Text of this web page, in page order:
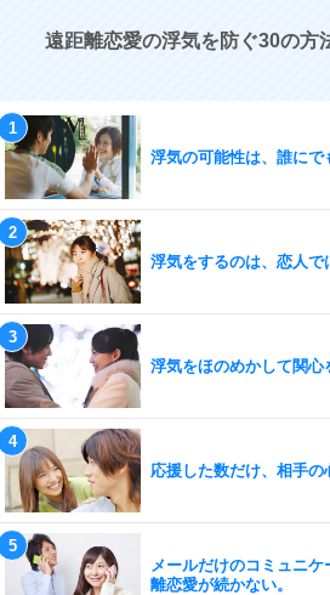
遠距離恋愛の浮気を防ぐ30の方
浮気の可能性は、誰にで
浮気をするのは、恋人で
浮気をほのめかして関心
応援した数だけ、相手の
メールだけのコミュニ
離恋愛が続かない。